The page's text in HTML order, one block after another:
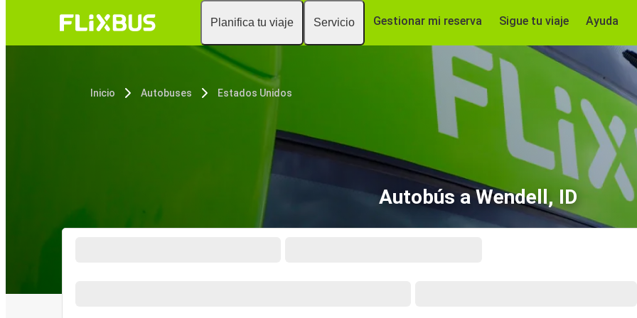
Planifica tu viaje Servicio Gestionar mi reserva Sigue tu viaje Ayuda
Inicio Autobuses Estados Unidos
Autobús a Wendell, ID